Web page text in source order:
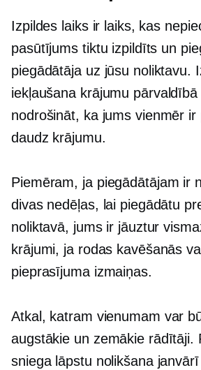
Izpildes laiks ir laiks, kas
pasūtījums tiktu izpildīts un
piegādātāja uz jūsu noliktavu.
iekļaušana krājumu pārvaldībā
nodrošināt, ka jums vienmēr ir
daudz krājumu.
Piemēram, ja piegādātājam ir
divas nedēļas, lai piegādātu
noliktavā, jums ir jāuztur
krājumi, ja rodas kavēšanās
pieprasījuma izmaiņas.
Atkal, katram vienumam var
augstākie un zemākie rādītāji.
sniega lāpstu nolikšana